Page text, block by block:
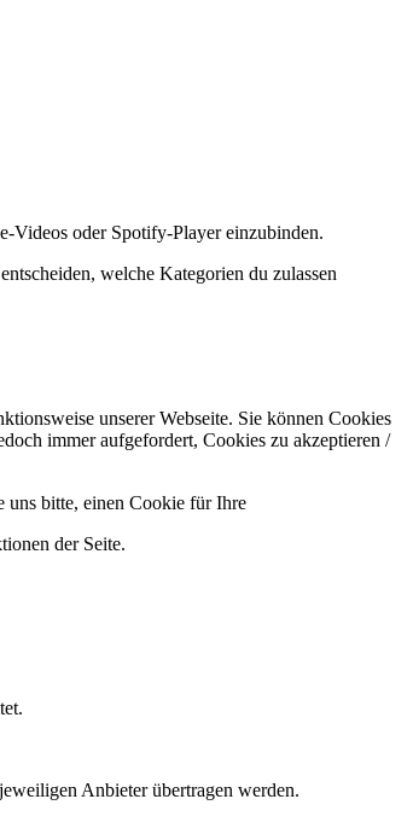
Videos oder Spotify-Player einzubinden.
welche Kategorien du zulassen
unserer Webseite. Sie können Cookies
immer aufgefordert, Cookies zu akzeptieren /
uns bitte, einen Cookie für Ihre
der Seite.
Anbieter übertragen werden.